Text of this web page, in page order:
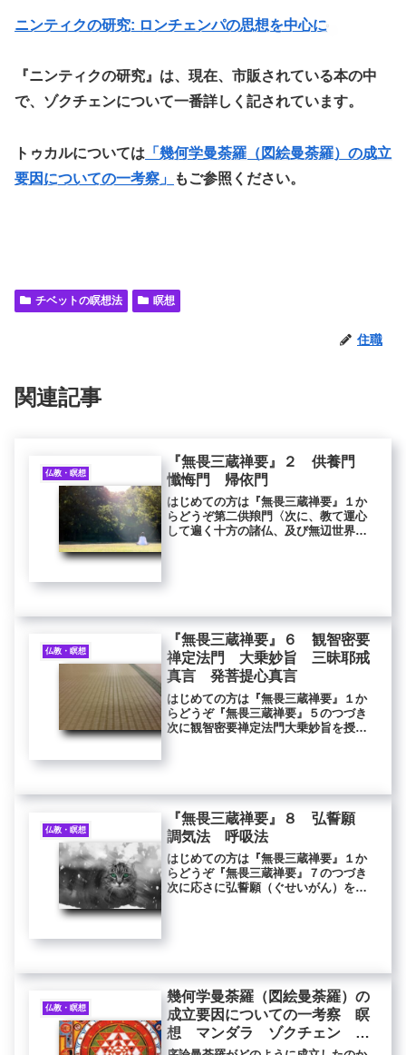
ニンティクの研究: ロンチェンパの思想を中心に
『ニンティクの研究』は、現在、市販されている本の中
で、ゾクチェンについて一番詳しく記されています。
トゥカルについては 「幾何学曼荼羅（図絵曼荼羅）の成立
要因についての一考察」
もご参照ください。
チベットの瞑想法 瞑想
住職
関連記事
仏教・瞑想
『無畏三蔵禅要』２ 供養門
懺悔門 帰依門
はじめての方は『無畏三蔵禅要』１か
らどうぞ第二供羪門〈次に、教て運心
して遍く十方の諸仏、及び無辺世界微
仏教・瞑想
『無畏三蔵禅要』６ 観智密要
禅定法門 大乗妙旨 三昧耶戒
真言 発菩提心真言
はじめての方は『無畏三蔵禅要』１か
らどうぞ『無畏三蔵禅要』５のつづき
次に観智密要禅定法門大乗妙旨を授く
為め...
仏教・瞑想
『無畏三蔵禅要』８ 弘誓願
調気法 呼吸法
はじめての方は『無畏三蔵禅要』１か
らどうぞ『無畏三蔵禅要』７のつづき
次に応さに弘誓願（ぐせいがん）を発
仏教・瞑想
幾何学曼荼羅（図絵曼荼羅）の
成立要因についての一考察 瞑
想 マンダラ ゾクチェン ト
ゥカル